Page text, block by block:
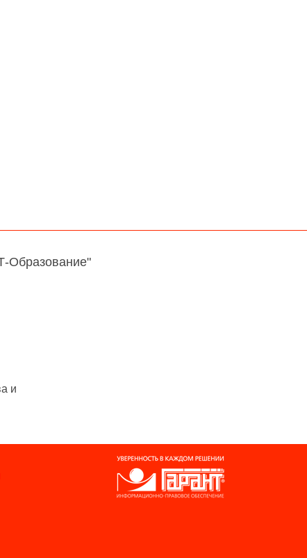
Образование"
и